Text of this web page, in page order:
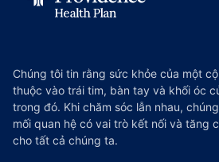
Chúng tôi tin rằng sức khỏe của một
thuộc vào trái tim, bàn tay và khối óc
trong đó. Khi chăm sóc lẫn nhau,
mối quan hệ có vai trò kết nối và tăng
cho tất cả chúng ta.